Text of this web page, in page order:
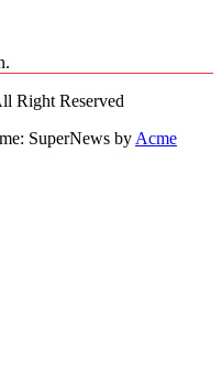
Right Reserved
SuperNews byAcme